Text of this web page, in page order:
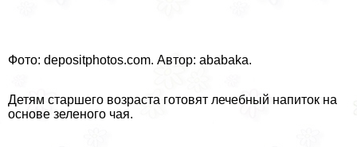
Фото: depositphotos.com. Автор: ababaka.
Детям старшего возраста готовят лечебный напиток на
основе зеленого чая.